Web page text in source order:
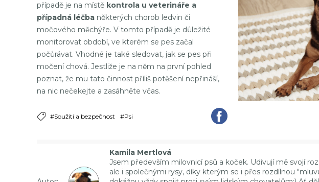
případě je na místě kontrola u veterináře a
případná léčba některých chorob ledvin či
močového měchýře. V tomto případě je důležité
monitorovat období, ve kterém se pes začal
počůrávat. Vhodné je také sledovat, jak se pes při
močení chová. Jestliže je na něm na první pohled
poznat, že mu tato činnost příliš potěšení nepřináší,
na nic nečekejte a zasáhněte včas.
#Soužití a bezpečnost #Psi
Kamila Mertlová
Jsem především milovnicí psů a koček. Udivují mě svojí
ale i společnými rysy, díky kterým se i přes rozdílnou